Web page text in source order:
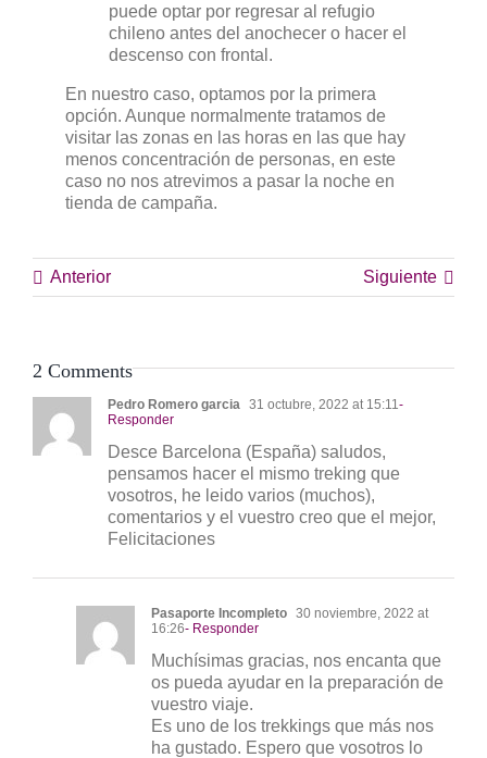
puede optar por regresar al refugio
chileno antes del anochecer o hacer el
descenso con frontal.
En nuestro caso, optamos por la primera
opción. Aunque normalmente tratamos de
visitar las zonas en las horas en las que hay
menos concentración de personas, en este
caso no nos atrevimos a pasar la noche en
tienda de campaña.
Anterior Siguiente
2 Comments
Pedro Romero garcia 31 octubre, 2022 at 15:11 -
Responder
Desce Barcelona (España) saludos,
pensamos hacer el mismo treking que
vosotros, he leido varios (muchos),
comentarios y el vuestro creo que el mejor,
Felicitaciones
Pasaporte Incompleto 30 noviembre, 2022 at
16:26- Responder
Muchísimas gracias, nos encanta que
os pueda ayudar en la preparación de
vuestro viaje.
Es uno de los trekkings que más nos
ha gustado. Espero que vosotros lo